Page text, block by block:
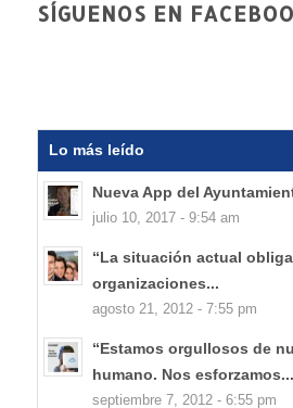
SÍGUENOS EN
Lo más leído
Nueva App del
julio 10, 2017 - 9:54 am
“La situación actual
organizaciones...
agosto 21, 2012 - 7:55 pm
“Estamos orgullosos de
humano. Nos esforzamos...
septiembre 7, 2012 - 6:55 pm